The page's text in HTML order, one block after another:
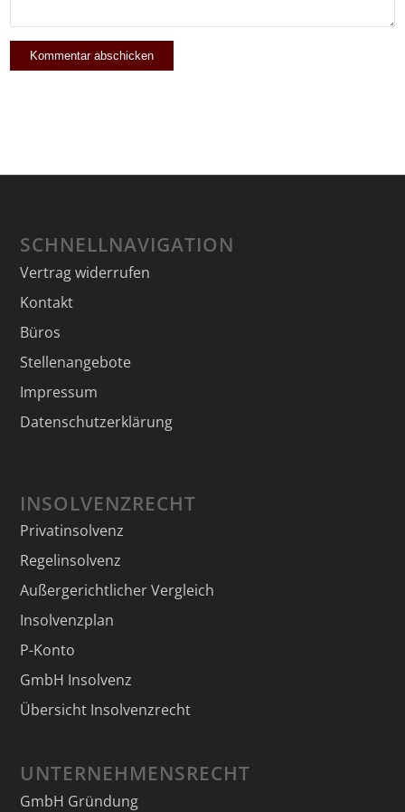
SCHNELLNAVIGATION
Vertrag widerrufen
Kontakt
Büros
Stellenangebote
Impressum
Datenschutzerklärung
INSOLVENZRECHT
Privatinsolvenz
Regelinsolvenz
Außergerichtlicher Vergleich
Insolvenzplan
P-Konto
GmbH Insolvenz
Übersicht Insolvenzrecht
UNTERNEHMENSRECHT
GmbH Gründung